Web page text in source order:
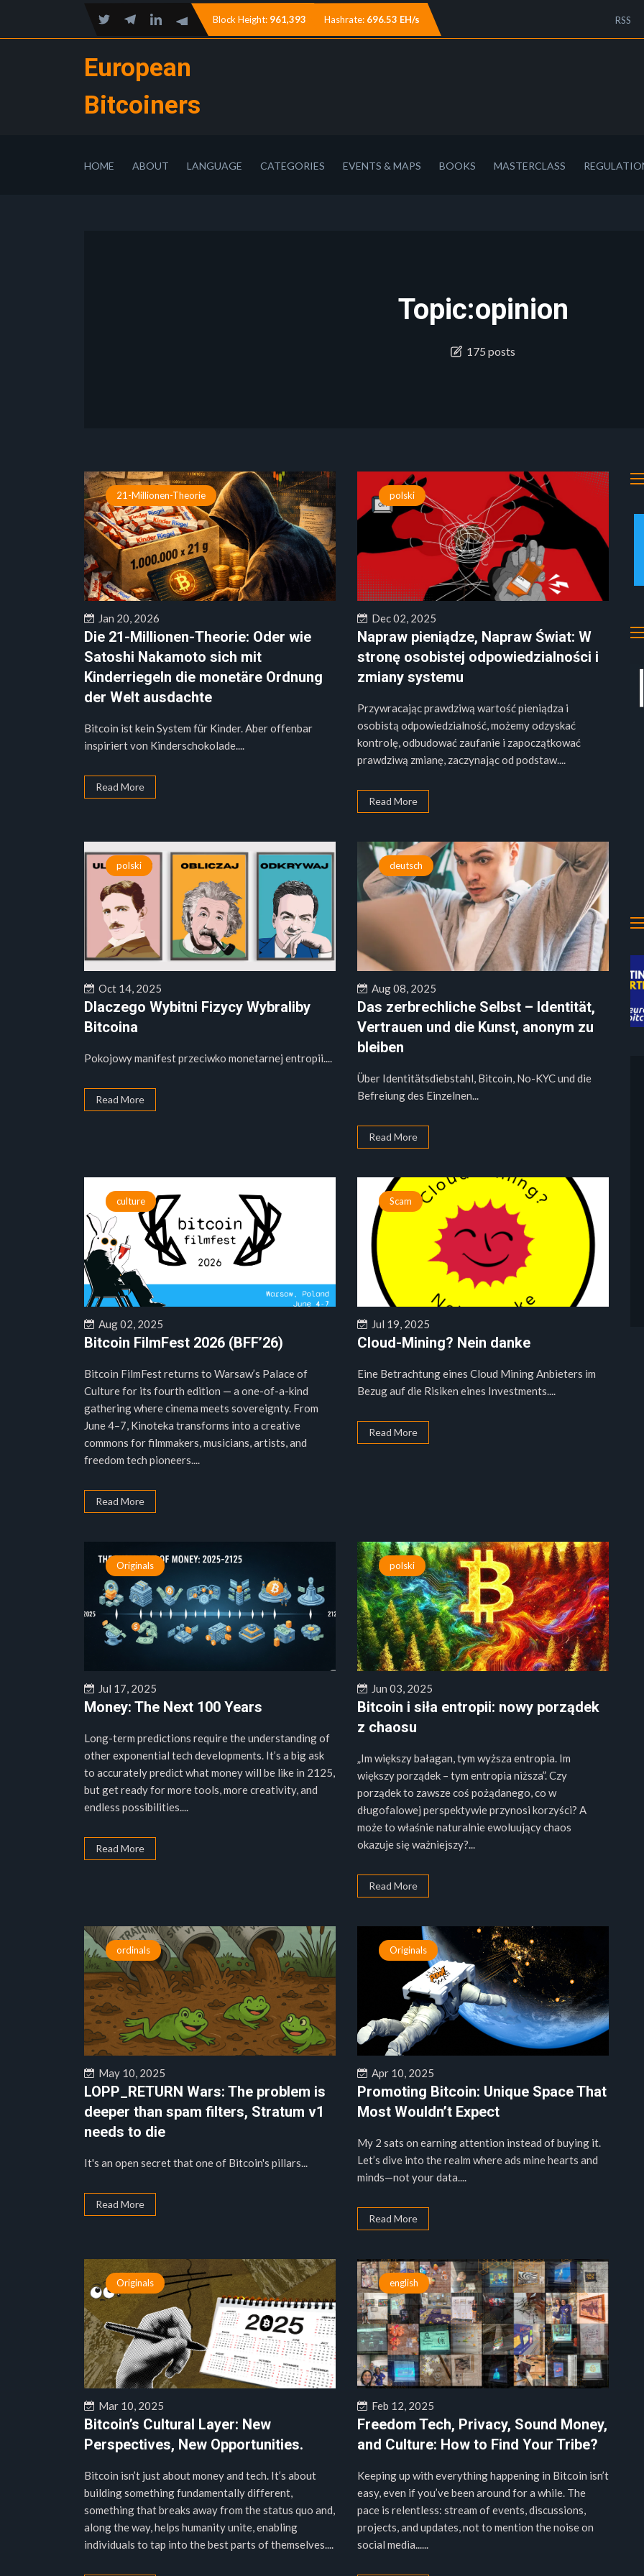
Block Height: 961,393 Hashrate: 696.53 EH/s RSS
European
Bitcoiners
HOME ABOUT LANGUAGE CATEGORIES EVENTS & MAPS BOOKS MASTERCLASS
Topic:opinion
175 posts
21-Millionen-Theorie
Jan 20, 2026
Die 21-Millionen-Theorie: Oder wie
Satoshi Nakamoto sich mit
Kinderriegeln die monetäre Ordnung
der Welt ausdachte
Bitcoin ist kein System für Kinder. Aber offenbar
inspiriert von Kinderschokolade....
Read More
polski
Dec 02, 2025
Napraw pieniądze, Napraw Świat: W
stronę osobistej odpowiedzialności i
zmiany systemu
Przywracając prawdziwą wartość pieniądza i
osobistą odpowiedzialność, możemy odzyskać
kontrolę, odbudować zaufanie i zapoczątkować
prawdziwą zmianę, zaczynając od podstaw....
Read More
polski
Oct 14, 2025
Dlaczego Wybitni Fizycy Wybraliby
Bitcoina
Pokojowy manifest przeciwko monetarnej entropii....
Read More
deutsch
Aug 08, 2025
Das zerbrechliche Selbst – Identität,
Vertrauen und die Kunst, anonym zu
bleiben
Über Identitätsdiebstahl, Bitcoin, No-KYC und die
Befreiung des Einzelnen...
Read More
culture
Aug 02, 2025
Bitcoin FilmFest 2026 (BFF’26)
Bitcoin FilmFest returns to Warsaw’s Palace of
Culture for its fourth edition — a one-of-a-kind
gathering where cinema meets sovereignty. From
June 4–7, Kinoteka transforms into a creative
commons for filmmakers, musicians, artists, and
freedom tech pioneers....
Read More
Scam
Jul 19, 2025
Cloud-Mining? Nein danke
Eine Betrachtung eines Cloud Mining Anbieters im
Bezug auf die Risiken eines Investments....
Read More
Originals
Jul 17, 2025
Money: The Next 100 Years
Long-term predictions require the understanding of
other exponential tech developments. It’s a big ask
to accurately predict what money will be like in 2125,
but get ready for more tools, more creativity, and
endless possibilities....
Read More
polski
Jun 03, 2025
Bitcoin i siła entropii: nowy porządek
z chaosu
„Im większy bałagan, tym wyższa entropia. Im
większy porządek – tym entropia niższa”. Czy
porządek to zawsze coś pożądanego, co w
długofalowej perspektywie przynosi korzyści? A
może to właśnie naturalnie ewoluujący chaos
okazuje się ważniejszy?...
Read More
ordinals
May 10, 2025
LOPP_RETURN Wars: The problem is
deeper than spam filters, Stratum v1
needs to die
It's an open secret that one of Bitcoin's pillars...
Read More
Originals
Apr 10, 2025
Promoting Bitcoin: Unique Space That
Most Wouldn’t Expect
My 2 sats on earning attention instead of buying it.
Let’s dive into the realm where ads mine hearts and
minds—not your data....
Read More
Originals
Mar 10, 2025
Bitcoin’s Cultural Layer: New
Perspectives, New Opportunities.
Bitcoin isn’t just about money and tech. It’s about
building something fundamentally different,
something that breaks away from the status quo and,
along the way, helps humanity unite, enabling
individuals to tap into the best parts of themselves....
english
Feb 12, 2025
Freedom Tech, Privacy, Sound Money,
and Culture: How to Find Your Tribe?
Keeping up with everything happening in Bitcoin isn’t
easy, even if you’ve been around for a while. The
pace is relentless: stream of events, discussions,
projects, and updates, not to mention the noise on
social media......